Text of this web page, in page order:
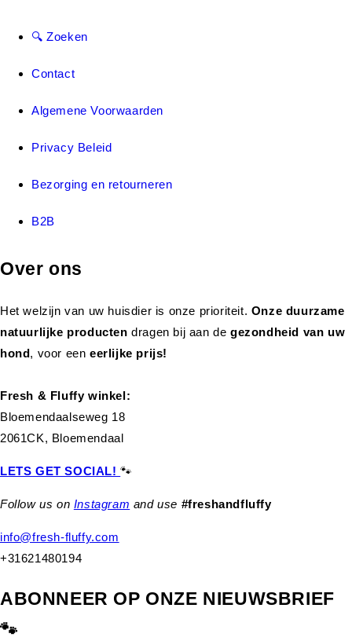
🔍 Zoeken
Contact
Algemene Voorwaarden
Privacy Beleid
Bezorging en retourneren
B2B
Over ons
Het welzijn van uw huisdier is onze prioriteit. Onze duurzame
natuurlijke productendragen bij aan de gezondheid van uw
hond, voor eeneerlijke prijs!
Fresh & Fluffy winkel:
Bloemendaalseweg 18
2061CK, Bloemendaal
LETS GET SOCIAL!🐾
Follow us on Instagram and use #freshandfluffy
info@fresh-fluffy.com
+31621480194
ABONNEER OP ONZE NIEUWSBRIEF
🐾